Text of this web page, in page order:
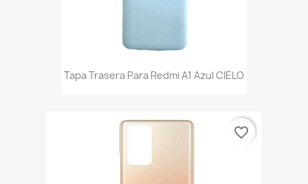
Tapa Trasera Para Redmi A1 Azul CIELO
favorite_border